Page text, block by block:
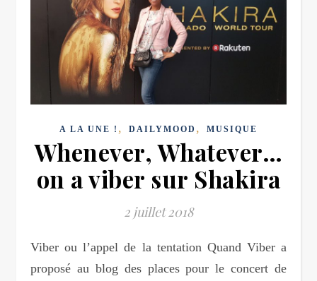
A LA UNE ! , DAILYMOOD , MUSIQUE
Whenever, Whatever…
on a viber sur Shakira
2 juillet 2018
Viber ou l’appel de la tentation Quand Viber a
proposé au blog des places pour le concert de